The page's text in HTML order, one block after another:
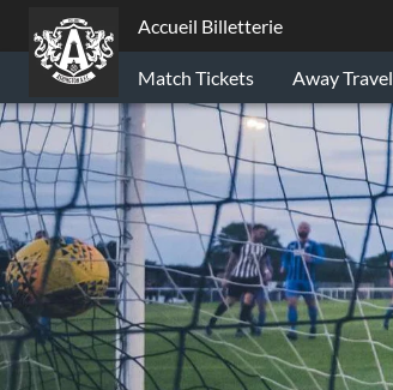
Accueil Billetterie
Match Tickets Away Travel